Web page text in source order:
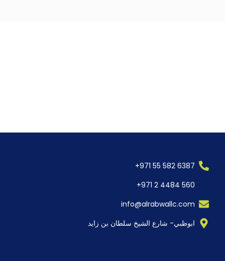
6387 582 55 971+
560 4484 2 971+
info@alrabwallc.com
ابوظبي- شارع الشيخ سلطان بن زايد